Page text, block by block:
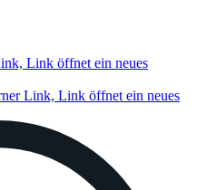
Link öffnet ein neues
Link, Link öffnet ein neues